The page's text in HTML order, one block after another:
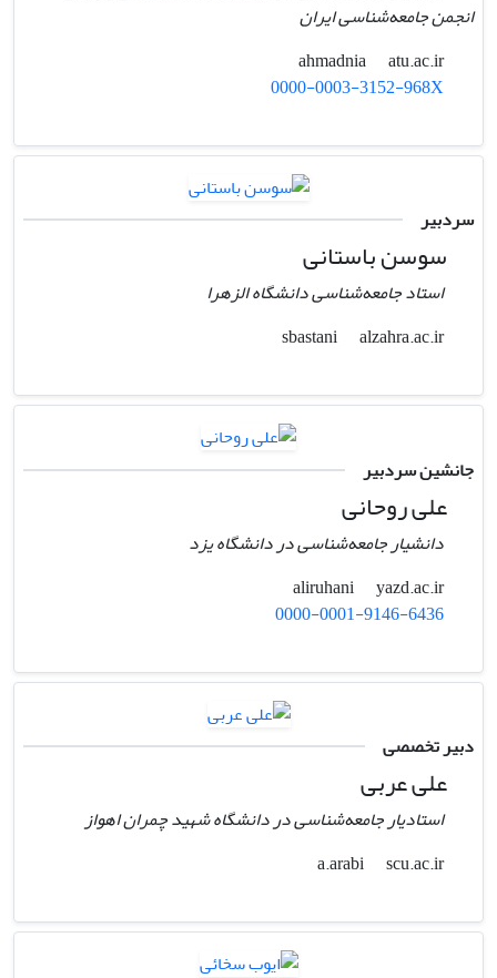
انجمن جامعه‌شناسی ایران
ahmadnia
atu.ac.ir
0000-0003-3152-968X
سردبیر
سوسن باستانی
استاد جامعه‌شناسی دانشگاه الزهرا
sbastani
alzahra.ac.ir
جانشین سردبیر
علی روحانی
دانشیار جامعه‌شناسی در دانشگاه یزد
aliruhani
yazd.ac.ir
0000-0001-9146-6436
دبیر تخصصی
علی عربی
استادیار جامعه‌شناسی در دانشگاه شهید چمران اهواز
a.arabi
scu.ac.ir